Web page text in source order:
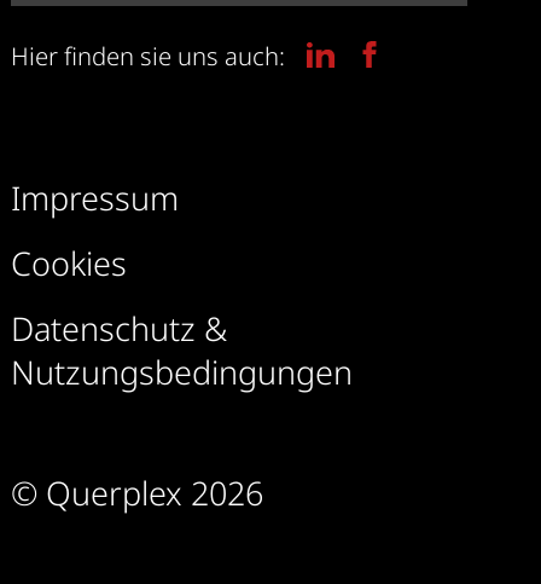
Hier finden sie uns auch:
Impressum
Cookies
Datenschutz &
Nutzungsbedingungen
© Querplex 2026